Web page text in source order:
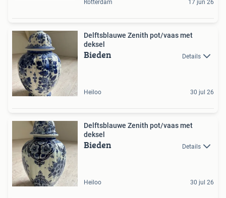
Rotterdam 17 jun 26
Delftsblauwe Zenith pot/vaas met
deksel
Bieden Details
Heiloo 30 jul 26
Delftsblauwe Zenith pot/vaas met
deksel
Bieden Details
Heiloo 30 jul 26